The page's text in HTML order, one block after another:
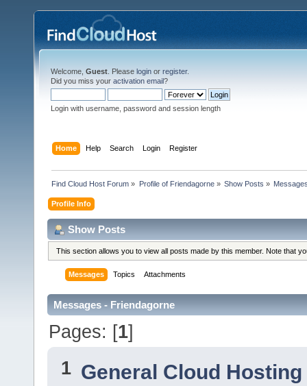
Welcome, Guest . Please login or register.
Did you miss your activation email?
Login with username, password and session length
Home Help Search Login Register
Find Cloud Host Forum » Profile of Friendagorne» Show Posts »
Profile Info
Show Posts
This section allows you to view all posts made by this member. Note that
Messages Topics Attachments
Messages - Friendagorne
Pages: [1]
1 General Cloud